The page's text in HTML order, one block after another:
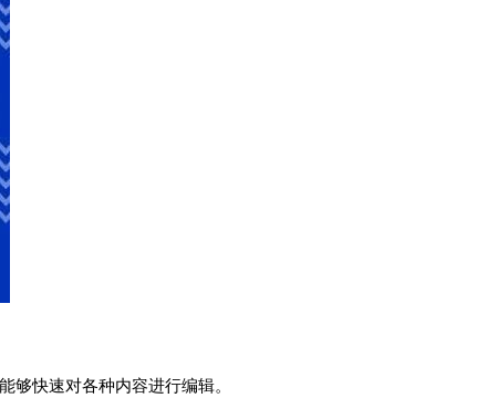
快速对各种内容进行编辑。